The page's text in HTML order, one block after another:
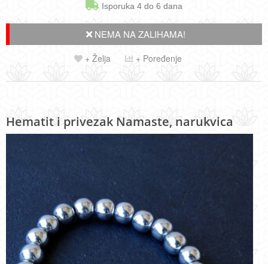
Isporuka 4 do 6 dana
NEMA NA ZALIHAMA!
+ Želja + Poređenje
Hematit i privezak Namaste, narukvica